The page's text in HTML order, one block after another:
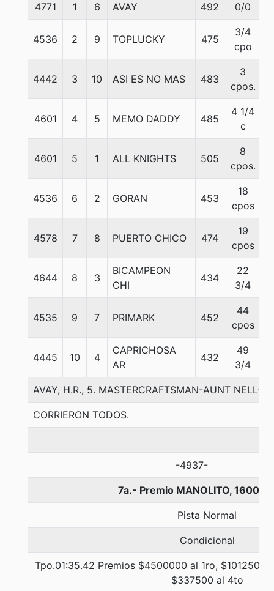
4771 1 6 AVAY 492 0/0
4536 2 9 TOPLUCKY 475
3/4
cpo
4442 3 10 ASI ES NO MAS 483
3
cpos.
4601 4 5 MEMO DADDY 485
4 1/4
c
4601 5 1 ALL KNIGHTS 505
8
cpos.
4536 6 2 GORAN 453
18
cpos
4578 7 8 PUERTO CHICO 474
19
cpos
4644 8 3
BICAMPEON
CHI
434
22
3/4
4535 9 7 PRIMARK 452
44
cpos
4445 10 4
CAPRICHOSA
AR
432
49
3/4
AVAY, H.R., 5. MASTERCRAFTSMAN-AUNT NELL-
CORRIERON TODOS.
-4937-
7a.- Premio MANOLITO, 1600
Pista Normal
Condicional
Tpo.01:35.42 Premios $4500000 al 1ro, $1012500
$337500 al 4to